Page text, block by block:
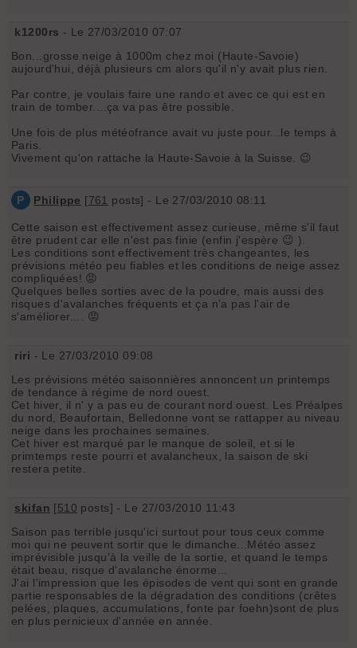
k1200rs - Le 27/03/2010 07:07
Bon...grosse neige à 1000m chez moi (Haute-Savoie)
aujourd'hui, déjà plusieurs cm alors qu'il n'y avait plus rien.
Par contre, je voulais faire une rando et avec ce qui est en
train de tomber....ça va pas être possible.
Une fois de plus météofrance avait vu juste pour...le temps à
Paris.
Vivement qu'on rattache la Haute-Savoie à la Suisse. 😉
P Philippe [761 posts] - Le 27/03/2010 08:11
Cette saison est effectivement assez curieuse, même s'il faut
être prudent car elle n'est pas finie (enfin j'espère 😉 ).
Les conditions sont effectivement très changeantes, les
prévisions météo peu fiables et les conditions de neige assez
compliquées! 😡
Quelques belles sorties avec de la poudre, mais aussi des
risques d'avalanches fréquents et ça n'a pas l'air de
s'améliorer.... 😡
riri - Le 27/03/2010 09:08
Les prévisions météo saisonnières annoncent un printemps
de tendance à régime de nord ouest.
Cet hiver, il n' y a pas eu de courant nord ouest. Les Préalpes
du nord, Beaufortain, Belledonne vont se rattapper au niveau
neige dans les prochaines semaines.
Cet hiver est marqué par le manque de soleil, et si le
primtemps reste pourri et avalancheux, la saison de ski
restera petite.
skifan [510 posts] - Le 27/03/2010 11:43
Saison pas terrible jusqu'ici surtout pour tous ceux comme
moi qui ne peuvent sortir que le dimanche...Météo assez
imprévisible jusqu'à la veille de la sortie, et quand le temps
était beau, risque d'avalanche énorme...
J'ai l'impression que les épisodes de vent qui sont en grande
partie responsables de la dégradation des conditions (crêtes
pelées, plaques, accumulations, fonte par foehn)sont de plus
en plus pernicieux d'année en année.